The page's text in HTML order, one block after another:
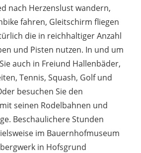
nach Herzenslust wandern,
fahren, Gleitschirm fliegen
die in reichhaltiger Anzahl
und Pisten nutzen. In und um
auch in Freiund Hallenbäder,
Tennis, Squash, Golf und
besuchen Sie den
seinen Rodelbahnen und
Beschaulichere Stunden
im Bauernhofmuseum
in Hofsgrund